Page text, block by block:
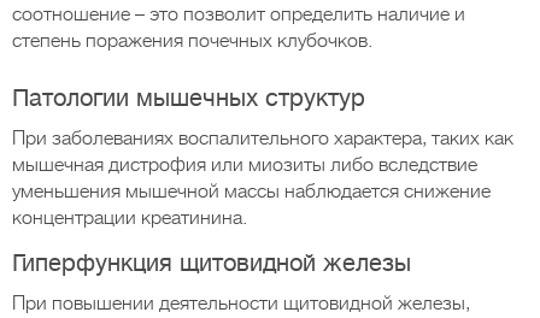
соотношение – это позволит определить наличие и
степень поражения почечных клубочков.
Патологии мышечных структур
При заболеваниях воспалительного характера, таких как
мышечная дистрофия или миозиты либо вследствие
уменьшения мышечной массы наблюдается снижение
концентрации креатинина.
Гиперфункция щитовидной железы
При повышении деятельности щитовидной железы,